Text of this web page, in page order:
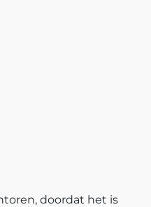
doordat het is